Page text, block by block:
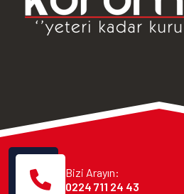
Bizi Arayın:
0224 711 24 43